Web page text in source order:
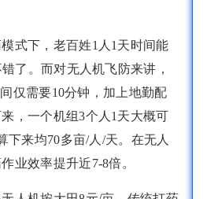
式下，老百姓1人1天时间能
了。而对无人机飞防来讲，
仅需要10分钟，加上地勤配
，一个机组3个人1天大概可
下来均70多亩/人/天。在无人
业效率提升近7-8倍。